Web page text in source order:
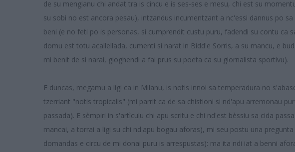
de su mengianu chi andat tra is cincu e is ses-ses e mesu, chi est su
su sobi no est ancora pesau), intzandus incumentzant a nc'essi dannus po
beni (e no feti po is personas, si cumprendit custu puru, fadendi su contu ca
domu est totu acallellada, cumenti si narat in Bidd'e Sorris, a su mancu, e
mi benit de si narai, gioghendi a fai prus su poeta ca su giornalista sportivu).
E duncas, megamu a ligi ca in Milanu, is notis innoi sa temperadura no
tzerriant "notis tropicalis" (mi parrit ca de sa chistioni si nd'apu arremonau
passada). E sèmpiri in s'artìculu chi apu scritu e chi nd'est bèssiu sa cida
mancai, a torrai a ligi su chi nd'apu bogau aforas), mi seu postu una
domandas e circu de mi donai puru is arrespustas): ma ita ndi iat a benni